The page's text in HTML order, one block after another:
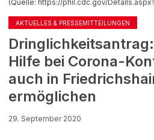
(Quelle: https://phil.cdc.gov/
AKTUELLES & PRESSEMITTEILUNGEN
Hilfe bei Corona-
auch in
ermöglichen
29. September 2020